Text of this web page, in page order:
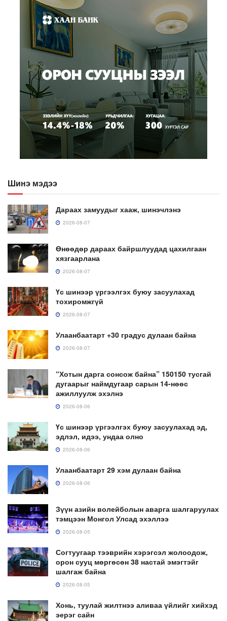
Шинэ мэдээ
Дараах замуудыг хааж, шинэчлэнэ
2026-08-07
Өнөөдөр дараах байршлуудад цахилгаан
хязгаарлана
2026-08-07
Үс шинээр үргээлгэх буюу засуулахад
тохиромжгүй
2026-08-07
Улаанбаатарт +30 градус дулаан байна
2026-08-07
“Хотын дарга сонсож байна” 150150 тусгай
дугаарыг наймдугаар сарын 14-нөөс
ажиллуулж эхэлнэ
2026-08-06
Үс шинээр үргээлгэх буюу засуулахад эд,
эдлэл, идээ, ундаа олно
2026-08-06
Улаанбаатарт 29 хэм дулаан байна
2026-08-06
Зүүн азийн волейболын аварга шалгаруулах
тэмцээн Монгол Улсад эхэллээ
2026-08-05
Согтуугаар тээврийн хэрэгсэл жолоодож,
орон сууц мөргөсөн 38 настай эмэгтэйг
шалгаж байна
2026-08-05
Хонь, туулай жилтнээ аливаа үйлийг хийхэд
эерэг сайн